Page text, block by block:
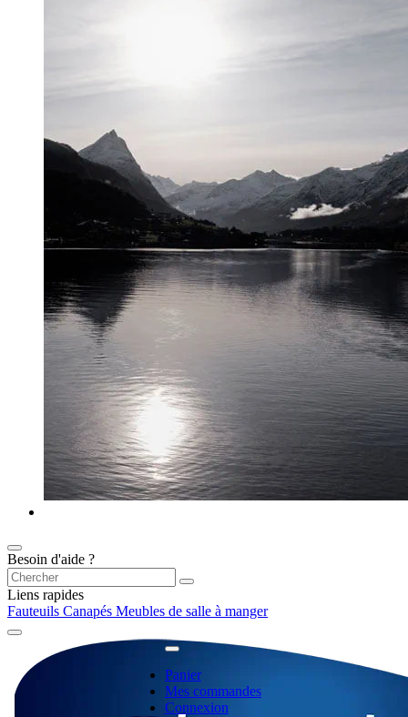
Besoin d'aide ?
Liens rapides
Fauteuils Canapés Meubles de salle à manger
Panier
Mes commandes
Connexion